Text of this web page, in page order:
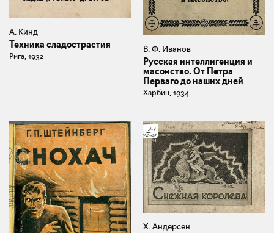
А. Кинд
Техника сладострастия
Рига, 1932
В. Ф. Иванов
Русская интеллигенция и
масонство. От Петра
Перваго до наших дней
Харбин, 1934
Х. Андерсен